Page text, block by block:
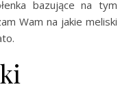
bazujące na tym
Wam na jakie meliski